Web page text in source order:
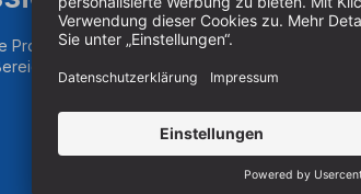
aus der Holzbearbeitung.
Fräsen, Sägen und Bohren.